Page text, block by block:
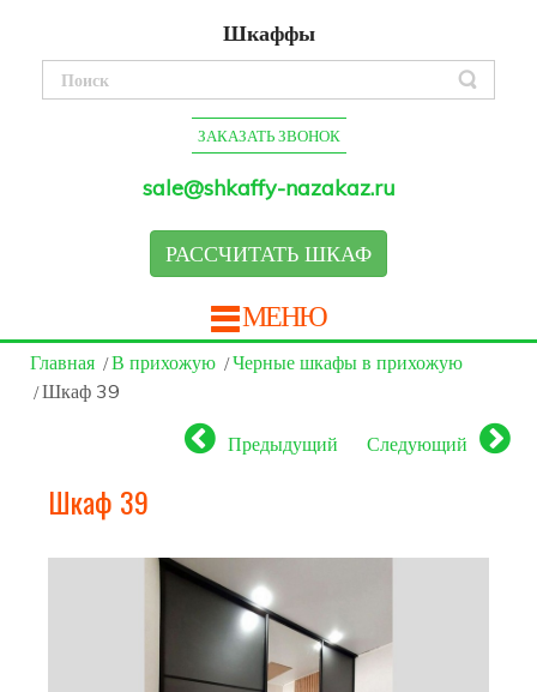
Шкаффы
ЗАКАЗАТЬ ЗВОНОК
sale@shkaffy-nazakaz.ru
РАССЧИТАТЬ ШКАФ
МЕНЮ
Главная В прихожую
Черные шкафы в прихожую
Шкаф 39
Предыдущий Следующий
Шкаф 39